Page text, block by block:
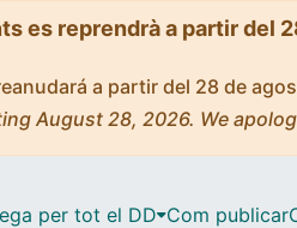
es reprendrà a partir del
a partir del 28 de
August 28, 2026. We
per tot el DD Com publicar